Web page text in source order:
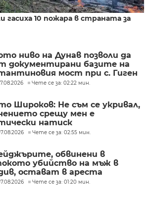
гасиха 10 пожара в страната за
ниво на Дунав позволи да
документирани базите на
мост при с. Гиген
Чете се за: 02:22 мин.
Широков: Не съм се укривал,
срещу мен е
натиск
Чете се за: 02:55 мин.
обвинени в
убийство на мъж в
остават в ареста
Чете се за: 01:20 мин.